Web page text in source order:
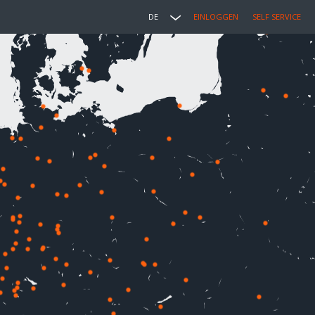
DE EINLOGGEN SELF SERVICE